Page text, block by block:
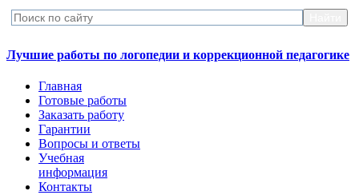
Лучшие работы по логопедии и коррекционной педагогике
Главная
Готовые работы
Заказать работу
Гарантии
Вопросы и ответы
Учебная
информация
Контакты